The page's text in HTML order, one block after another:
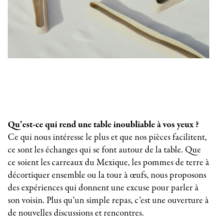
Qu’est-ce qui rend une table inoubliable à vos yeux ?
Ce qui nous intéresse le plus et que nos pièces facilitent,
ce sont les échanges qui se font autour de la table. Que
ce soient les carreaux du Mexique, les pommes de terre à
décortiquer ensemble ou la tour à œufs, nous proposons
des expériences qui donnent une excuse pour parler à
son voisin. Plus qu’un simple repas, c’est une ouverture à
de nouvelles discussions et rencontres.